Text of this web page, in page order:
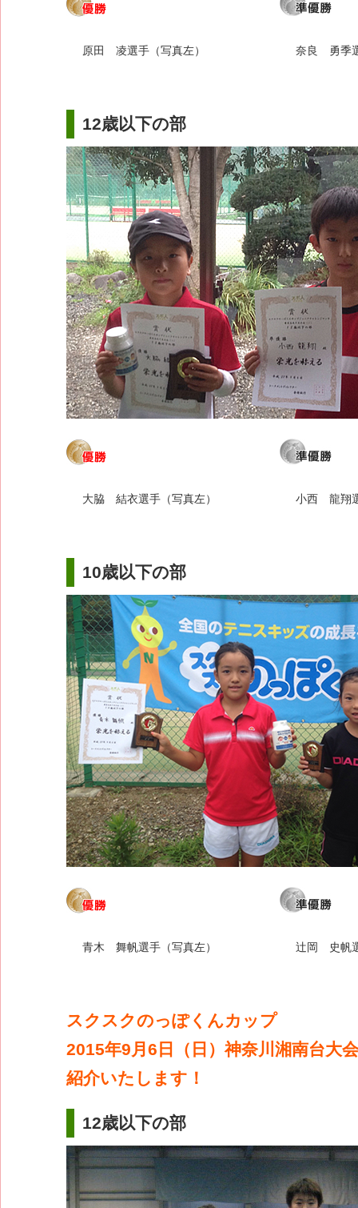
原田 凌選手（写真左） 奈良 勇季
12歳以下の部
大脇 結衣選手（写真左） 小西 龍翔
10歳以下の部
青木 舞帆選手（写真左） 辻岡 史帆
スクスクのっぽくんカップ
2015年9月6日（日）神奈川湘南台大
紹介いたします！
12歳以下の部